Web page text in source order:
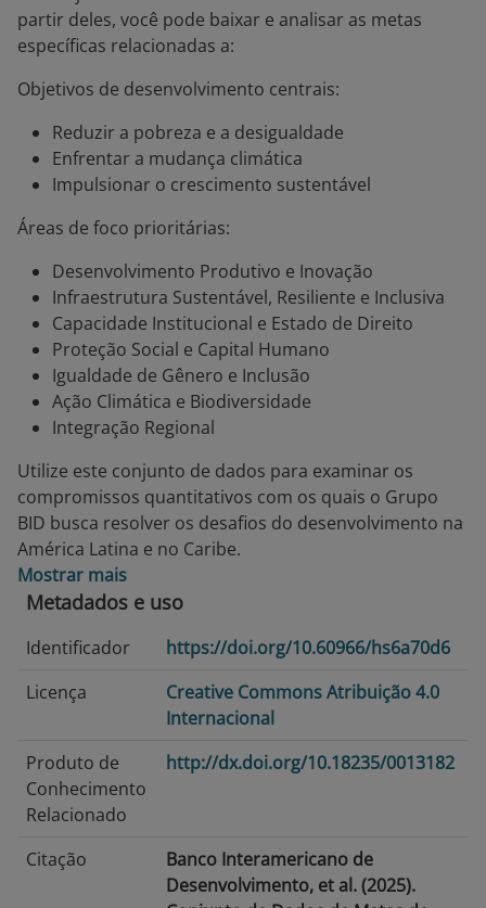
partir deles, você pode baixar e analisar as metas
específicas relacionadas a:
Objetivos de desenvolvimento centrais:
Reduzir a pobreza e a desigualdade
Enfrentar a mudança climática
Impulsionar o crescimento sustentável
Áreas de foco prioritárias:
Desenvolvimento Produtivo e Inovação
Infraestrutura Sustentável, Resiliente e Inclusiva
Capacidade Institucional e Estado de Direito
Proteção Social e Capital Humano
Igualdade de Gênero e Inclusão
Ação Climática e Biodiversidade
Integração Regional
Utilize este conjunto de dados para examinar os
compromissos quantitativos com os quais o Grupo
BID busca resolver os desafios do desenvolvimento na
América Latina e no Caribe.
Mostrar mais
Metadados e uso
Identificador
https://doi.org/10.60966/hs6a70d6
Licença
Creative Commons Atribuição 4.0
Internacional
Produto de
Conhecimento
Relacionado
http://dx.doi.org/10.18235/0013182
Citação
Banco Interamericano de
Desenvolvimento, et al. (2025).